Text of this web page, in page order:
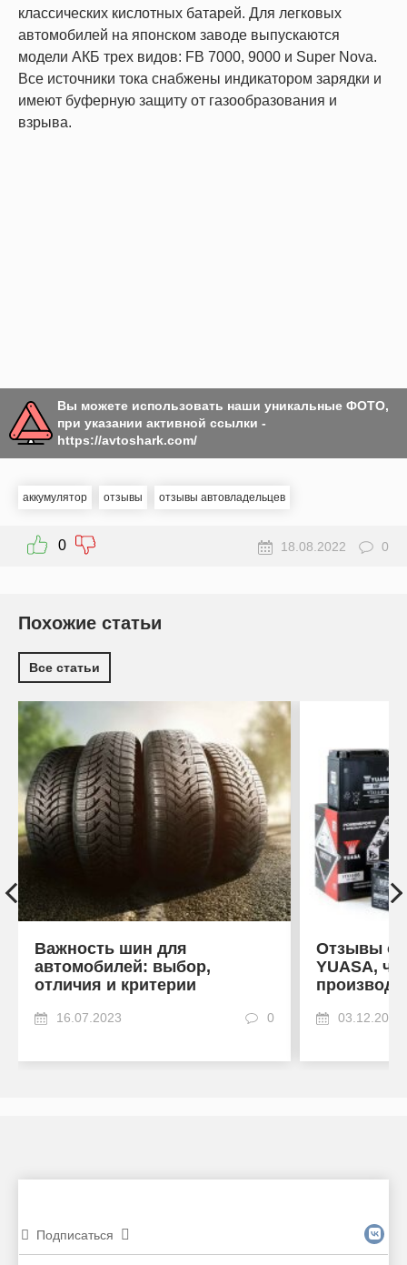
классических кислотных батарей. Для легковых
автомобилей на японском заводе выпускаются
модели АКБ трех видов: FB 7000, 9000 и Super Nova.
Все источники тока снабжены индикатором зарядки и
имеют буферную защиту от газообразования и
взрыва.
Вы можете использовать наши уникальные ФОТО,
при указании активной ссылки -
https://avtoshark.com/
аккумулятор отзывы отзывы автовладельцев
0 18.08.2022 0
Похожие статьи
Все статьи
Важность шин для
автомобилей: выбор,
отличия и критерии
16.07.2023 0
Отзывы об
YUASA,
03.12.2022
Подписаться